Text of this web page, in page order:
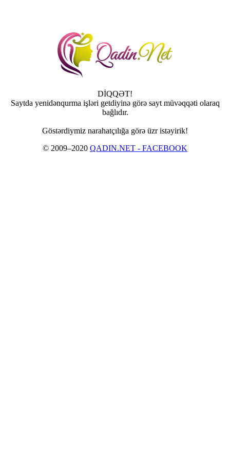
DİQQƏT!
Saytda yenidənqurma işləri getdiyinə görə sayt müvəqqəti olaraq
bağlıdır.
Göstərdiymiz narahatçılığa görə üzr istəyirik!
© 2009–2020 QADIN.NET - FACEBOOK